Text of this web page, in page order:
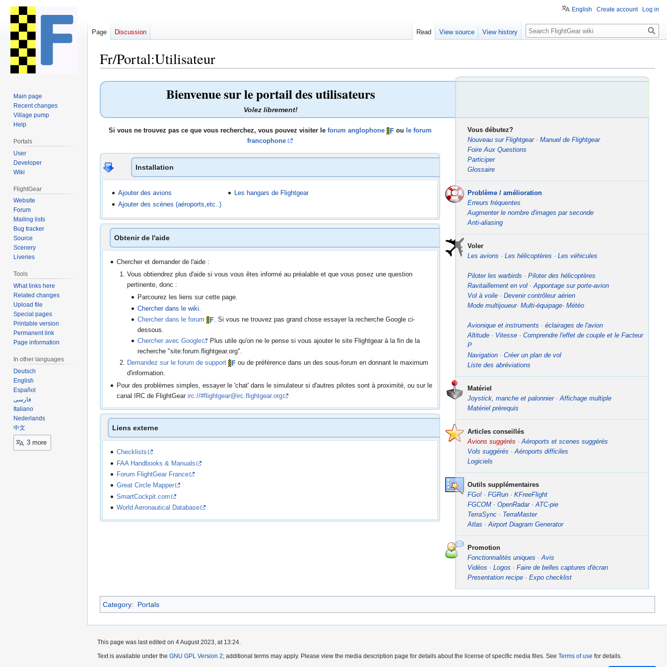
Fr/Portal:Utilisateur
Jump
Jump
Bienvenue sur le portail des utilisateurs
Volez librement!
Si vous ne trouvez pas ce que vous recherchez, vous pouvez visiter le forum anglophone ou le forum
francophone
Installation
Ajouter des avions
Ajouter des scènes (aéroports,etc..)
Les hangars de Flightgear
Obtenir de l'aide
Chercher et demander de l'aide :
Vous obtiendrez plus d'aide si vous vous êtes informé au préalable et que vous posez une question
pertinente, donc :
Parcourez les liens sur cette page.
Chercher dans le wiki
Chercher dans le forum
. Si vous ne trouvez pas grand chose essayer la recherche Google ci-
dessous.
Chercher avec Google
Plus utile qu'on ne le pense si vous ajouter le site Flightgear à la fin de la
recherche "site:forum.flightgear.org".
Demandez sur le forum de support
ou de préférence dans un des sous-forum en donnant le maximum
d'information.
Pour des problèmes simples, essayer le 'chat' dans le simulateur si d'autres pilotes sont à proximité, ou sur le
canal IRC de FlightGear irc://#flightgear@irc.flightgear.org
Liens externe
Checklists
FAA Handbooks & Manuals
Forum FlightGear France
Great Circle Mapper
SmartCockpit.com
World Aeronautical Database
Vous débutez?
Nouveau sur Flightgear· Manuel de Flightgear
Foire Aux Questions
Participer
Glossaire
Problème / amélioration
Erreurs fréquentes
Augmenter le nombre d'images par seconde
Anti-aliasing
Voler
Les avions · Les hélicoptères · Les véhicules
Piloter les warbirds · Piloter des hélicoptères
Ravitaillement en vol · Appontage sur porte-avion
Vol à voile · Devenir contrôleur aérien
Mode multijoueur· Multi-équipage· Météo
Avionique et instruments · éclairages de l'avion
Altitude · Vitesse · Comprendre l'effet de couple et le Facteur
P
Navigation · Créer un plan de vol
Liste des abréviations
Matériel
Joystick, manche et palonnier· Affichage multiple
Matériel prérequis
Articles conseillés
Avions suggérés · Aéroports et scenes suggérés
Vols suggérés · Aéroports difficiles
Logiciels
Outils supplémentaires
FGo! · FGRun · KFreeFlight
FGCOM · OpenRadar· ATC-pie
TerraSync · TerraMaster
Atlas · Airport Diagram Generator
Promotion
Fonctionnalités uniques · Avis
Vidéos · Logos · Faire de belles captures d'écran
Presentation recipe · Expo checklist
Category: Portals
English Create account Log in
Page Discussion Read View source View history Search
Main page
Recent changes
Village pump
Help
Portals
User
Developer
Wiki
FlightGear
Website
Forum
Mailing lists
Bug tracker
Source
Scenery
Liveries
Tools
What links here
Related changes
Upload file
Special pages
Printable version
Permanent link
Page information
In other languages
Deutsch
English
Español
فارسی
Italiano
Nederlands
中文
3 more
This page was last edited on 4 August 2023, at 13:24.
Text is available under the GNU GPL Version 2; additional terms may apply. Please view the media description page for details about the license of specific media files. See Terms of use for details.